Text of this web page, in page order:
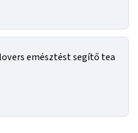
emésztést segítő tea